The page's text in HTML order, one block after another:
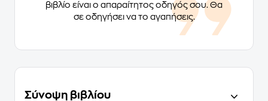
βιβλίο είναι ο απαραίτητος οδηγός σου. Θα
σε οδηγήσει να το αγαπήσεις.
Σύνοψη βιβλίου